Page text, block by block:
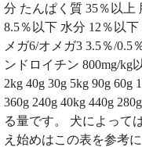
分 たんぱく質 35％以上
8.5％以下 水分 12％以
メガ6/オメガ3 3.5％/0.5
ンドロイチン 800mg/kg
2kg 40g 30g 5kg 90g 60g
360g 240g 40kg 440g
る量です。 犬によって
え始めはこの表を参考